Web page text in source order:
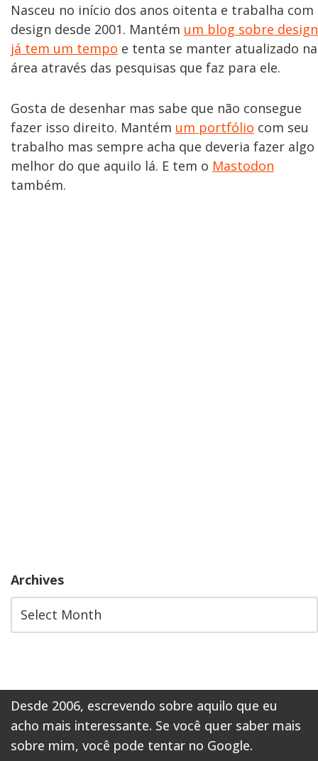
Nasceu no início dos anos oitenta e trabalha com
design desde 2001. Mantém um blog sobre design
já tem um tempo e tenta se manter atualizado na
área através das pesquisas que faz para ele.
Gosta de desenhar mas sabe que não consegue
fazer isso direito. Mantém um portfólio com seu
trabalho mas sempre acha que deveria fazer algo
melhor do que aquilo lá. E tem o Mastodon
também.
Archives
Desde 2006, escrevendo sobre aquilo que eu
acho mais interessante. Se você quer saber mais
sobre mim, você pode tentar no Google.